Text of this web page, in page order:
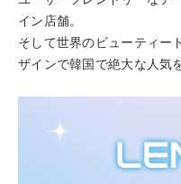
イン店舗。
そして世界のビューティー
ザインで韓国で絶大な人気